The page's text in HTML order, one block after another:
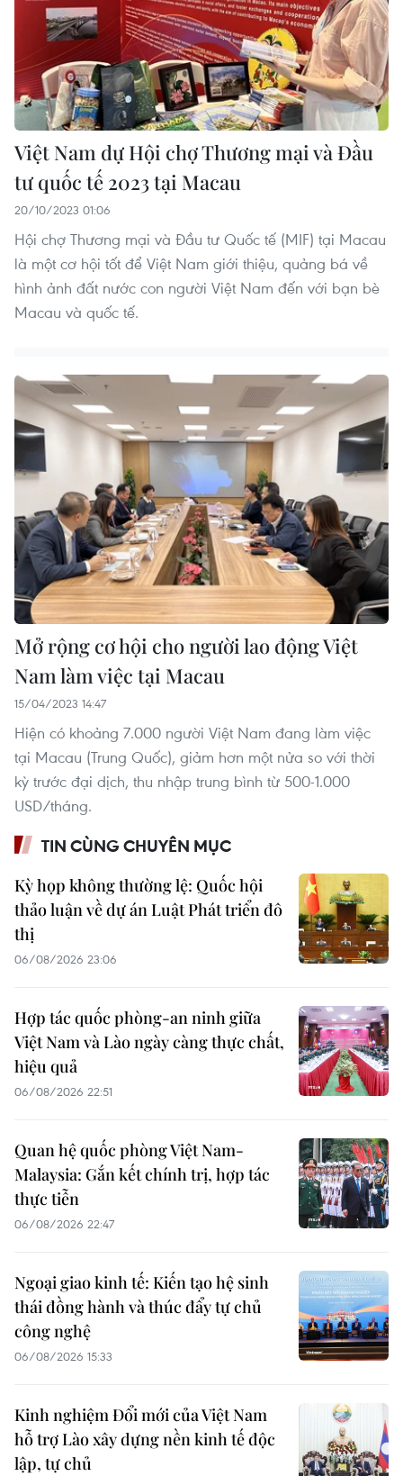
Việt Nam dự Hội chợ Thương mại và Đầu
tư quốc tế 2023 tại Macau
20/10/2023 01:06
Hội chợ Thương mại và Đầu tư Quốc tế (MIF) tại Macau
là một cơ hội tốt để Việt Nam giới thiệu, quảng bá về
hình ảnh đất nước con người Việt Nam đến với bạn bè
Macau và quốc tế.
Mở rộng cơ hội cho người lao động Việt
Nam làm việc tại Macau
15/04/2023 14:47
Hiện có khoảng 7.000 người Việt Nam đang làm việc
tại Macau (Trung Quốc), giảm hơn một nửa so với thời
kỳ trước đại dịch, thu nhập trung bình từ 500-1.000
USD/tháng.
TIN CÙNG CHUYÊN MỤC
Kỳ họp không thường lệ: Quốc hội
thảo luận về dự án Luật Phát triển đô
thị
06/08/2026 23:06
Hợp tác quốc phòng-an ninh giữa
Việt Nam và Lào ngày càng thực chất,
hiệu quả
06/08/2026 22:51
Quan hệ quốc phòng Việt Nam-
Malaysia: Gắn kết chính trị, hợp tác
thực tiễn
06/08/2026 22:47
Ngoại giao kinh tế: Kiến tạo hệ sinh
thái đồng hành và thúc đẩy tự chủ
công nghệ
06/08/2026 15:33
Kinh nghiệm Đổi mới của Việt Nam
hỗ trợ Lào xây dựng nền kinh tế độc
lập, tự chủ